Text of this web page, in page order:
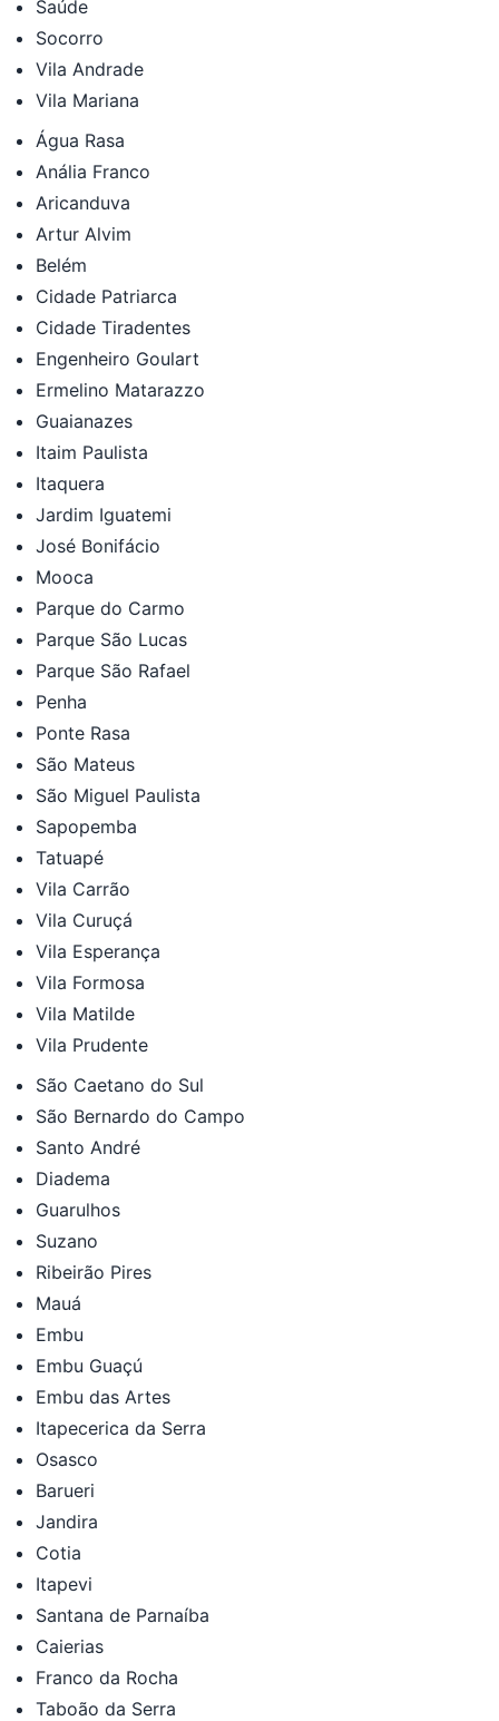
Saúde
Socorro
Vila Andrade
Vila Mariana
Água Rasa
Anália Franco
Aricanduva
Artur Alvim
Belém
Cidade Patriarca
Cidade Tiradentes
Engenheiro Goulart
Ermelino Matarazzo
Guaianazes
Itaim Paulista
Itaquera
Jardim Iguatemi
José Bonifácio
Mooca
Parque do Carmo
Parque São Lucas
Parque São Rafael
Penha
Ponte Rasa
São Mateus
São Miguel Paulista
Sapopemba
Tatuapé
Vila Carrão
Vila Curuçá
Vila Esperança
Vila Formosa
Vila Matilde
Vila Prudente
São Caetano do Sul
São Bernardo do Campo
Santo André
Diadema
Guarulhos
Suzano
Ribeirão Pires
Mauá
Embu
Embu Guaçú
Embu das Artes
Itapecerica da Serra
Osasco
Barueri
Jandira
Cotia
Itapevi
Santana de Parnaíba
Caierias
Franco da Rocha
Taboão da Serra